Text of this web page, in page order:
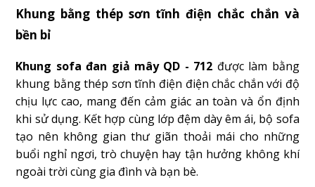
Khung bằng thép sơn tĩnh điện chắc chắn và
bền bỉ
Khung sofa đan giả mây QD - 712 được làm bằng
khung bằng thép sơn tĩnh điện điện chắc chắn với độ
chịu lực cao, mang đến cảm giác an toàn và ổn định
khi sử dụng. Kết hợp cùng lớp đệm dày êm ái, bộ sofa
tạo nên không gian thư giãn thoải mái cho những
buổi nghỉ ngơi, trò chuyện hay tận hưởng không khí
ngoài trời cùng gia đình và bạn bè.